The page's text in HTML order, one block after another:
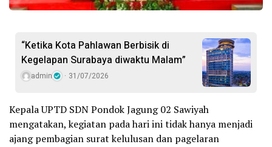
“Ketika Kota Pahlawan Berbisik di
Kegelapan Surabaya diwaktu Malam”
admin 31/07/2026
Kepala UPTD SDN Pondok Jagung 02 Sawiyah
mengatakan, kegiatan pada hari ini tidak hanya menjadi
ajang pembagian surat kelulusan dan pagelaran